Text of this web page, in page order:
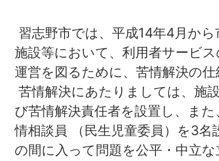
習志野市では、平成14年4月か
施設等において、利用者サービ
運営を図るために、苦情解決の
苦情解決にあたりましては、施
び苦情解決責任者を設置し、ま
情相談員 （民生児童委員）を3名
の間に入って問題を公平・中立